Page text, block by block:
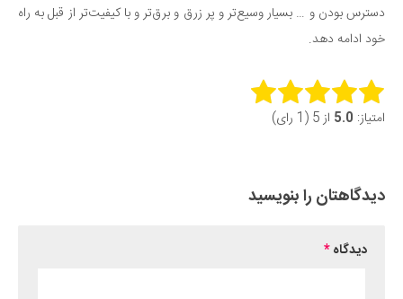
دسترس بودن و … بسیار وسیع‌تر و پر زرق و برق‌تر و با کیفیت‌تر از قبل به راه
خود ادامه دهد.
Rate this item:
امتیاز: 5.0 از 5 (1 رای)
دیدگاهتان را بنویسید
دیدگاه*